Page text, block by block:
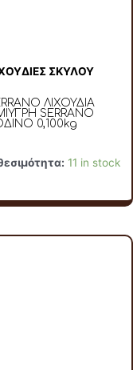
ΣΚΥΛΟΥ
ΛΙΧΟΥΔΙΑ
SERRANO
0,100kg
11 in stock